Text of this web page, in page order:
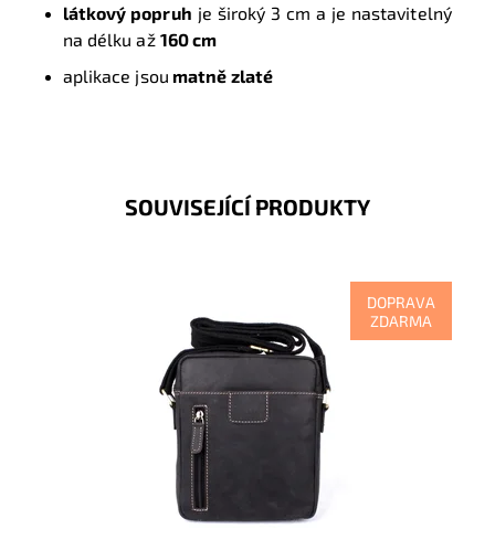
látkový popruh je široký 3 cm a je nastavitelný
na délku až 160 cm
aplikace jsou matně zlaté
SOUVISEJÍCÍ PRODUKTY
DOPRAVA
ZDARMA
Kožená pánská černá crossbody německé značky
HGL ideální střední velikosti, zajišťuje maximální
Skladem
9913
HGL (Německo)
2 roky